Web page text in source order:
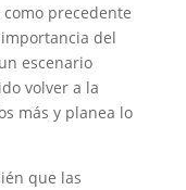
precedente
del
escenario
volver a la
más y planea lo
que las